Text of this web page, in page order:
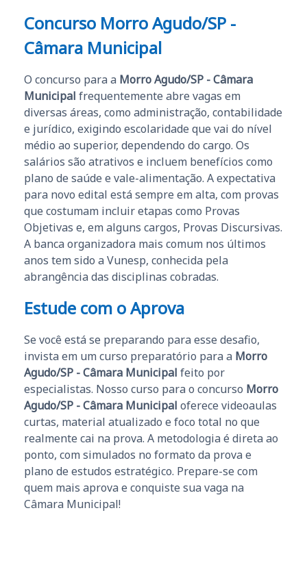
Concurso Morro Agudo/SP -
Câmara Municipal
O concurso para a Morro Agudo/SP - Câmara
Municipal frequentemente abre vagas em
diversas áreas, como administração, contabilidade
e jurídico, exigindo escolaridade que vai do nível
médio ao superior, dependendo do cargo. Os
salários são atrativos e incluem benefícios como
plano de saúde e vale-alimentação. A expectativa
para novo edital está sempre em alta, com provas
que costumam incluir etapas como Provas
Objetivas e, em alguns cargos, Provas Discursivas.
A banca organizadora mais comum nos últimos
anos tem sido a Vunesp, conhecida pela
abrangência das disciplinas cobradas.
Estude com o Aprova
Se você está se preparando para esse desafio,
invista em um curso preparatório para a Morro
Agudo/SP - Câmara Municipal feito por
especialistas. Nosso curso para o concurso Morro
Agudo/SP - Câmara Municipal oferece videoaulas
curtas, material atualizado e foco total no que
realmente cai na prova. A metodologia é direta ao
ponto, com simulados no formato da prova e
plano de estudos estratégico. Prepare-se com
quem mais aprova e conquiste sua vaga na
Câmara Municipal!